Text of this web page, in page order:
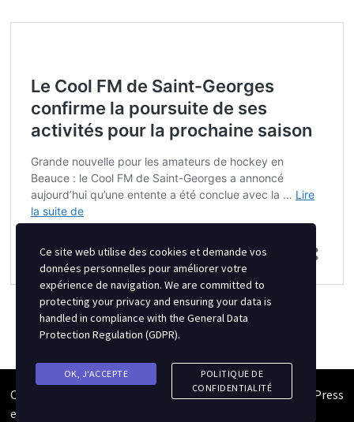
Copyright © 2026 Semipro Magazine. Alimenté par
WordPress
et
Ce site web utilise des cookies et demande vos
données personnelles pour améliorer votre
expérience de navigation. We are committed to
protecting your privacy and ensuring your data is
handled in compliance with the General Data
Protection Regulation (GDPR).
OK, J'ACCEPTE
POLITIQUE DE
CONFIDENTIALITÉ